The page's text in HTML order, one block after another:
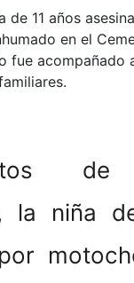
de 11 años
en el
fue acompañado
de
la niña